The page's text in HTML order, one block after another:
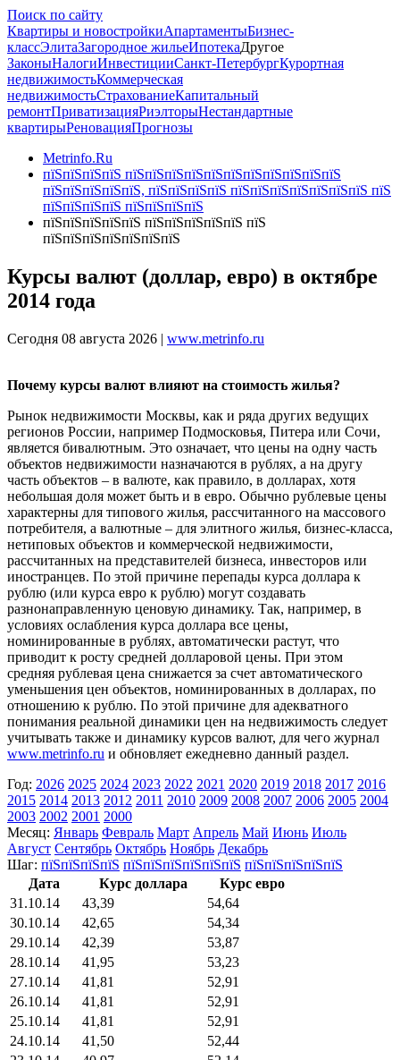
Поиск по сайту
Квартиры и новостройкиАпартаментыБизнес-
классЭлитаЗагородное жильеИпотекаДругое
ЗаконыНалогиИнвестицииСанкт-ПетербургКурортная
недвижимостьКоммерческая
недвижимостьСтрахованиеКапитальный
ремонтПриватизацияРиэлторыНестандартные
квартирыРеновацияПрогнозы
Metrinfo.Ru
пїЅпїЅпїЅпїЅ пїЅпїЅпїЅпїЅпїЅпїЅпїЅпїЅпїЅпїЅпїЅ
пїЅпїЅпїЅпїЅпїЅ, пїЅпїЅпїЅпїЅ пїЅпїЅпїЅпїЅпїЅпїЅпїЅ пїЅ
пїЅпїЅпїЅпїЅ пїЅпїЅпїЅпїЅ
пїЅпїЅпїЅпїЅпїЅ пїЅпїЅпїЅпїЅпїЅ пїЅ
пїЅпїЅпїЅпїЅпїЅпїЅпїЅ
Курсы валют (доллар, евро) в октябре
2014 года
Сегодня 08 августа 2026 | www.metrinfo.ru
Почему курсы валют влияют на стоимость жилья?
Рынок недвижимости Москвы, как и ряда других ведущих
регионов России, например Подмосковья, Питера или Сочи,
является бивалютным. Это означает, что цены на одну часть
объектов недвижимости назначаются в рублях, а на другу
часть объектов – в валюте, как правило, в долларах, хотя
небольшая доля может быть и в евро. Обычно рублевые цены
характерны для типового жилья, рассчитанного на массового
потребителя, а валютные – для элитного жилья, бизнес-класса,
нетиповых объектов и коммерческой недвижимости,
рассчитанных на представителей бизнеса, инвесторов или
иностранцев. По этой причине перепады курса доллара к
рублю (или курса евро к рублю) могут создавать
разнонаправленную ценовую динамику. Так, например, в
условиях ослабления курса доллара все цены,
номинированные в рублях, автоматически растут, что
приводит к росту средней долларовой цены. При этом
средняя рублевая цена снижается за счет автоматического
уменьшения цен объектов, номинированных в долларах, по
отношению к рублю. По этой причине для адекватного
понимания реальной динамики цен на недвижимость следует
учитывать также и динамику курсов валют, для чего журнал
www.metrinfo.ru и обновляет ежедневно данный раздел.
Год: 2026 2025 2024 2023 2022 2021 2020 2019 2018 2017 2016
2015 2014 2013 2012 2011 2010 2009 2008 2007 2006 2005 2004
2003 2002 2001 2000
Месяц: Январь Февраль Март Апрель Май Июнь Июль
Август Сентябрь Октябрь Ноябрь Декабрь
Шаг: пїЅпїЅпїЅпїЅ пїЅпїЅпїЅпїЅпїЅпїЅ пїЅпїЅпїЅпїЅпїЅ
Дата
Курс доллара
Курс евро
31.10.14
43,39
54,64
30.10.14
42,65
54,34
29.10.14
42,39
53,87
28.10.14
41,95
53,23
27.10.14
41,81
52,91
26.10.14
41,81
52,91
25.10.14
41,81
52,91
24.10.14
41,50
52,44